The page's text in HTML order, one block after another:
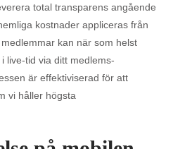
total transparens angående
kostnader appliceras från
kan när som helst
live-tid via ditt medlems-
är effektiviserad för att
vi håller högsta